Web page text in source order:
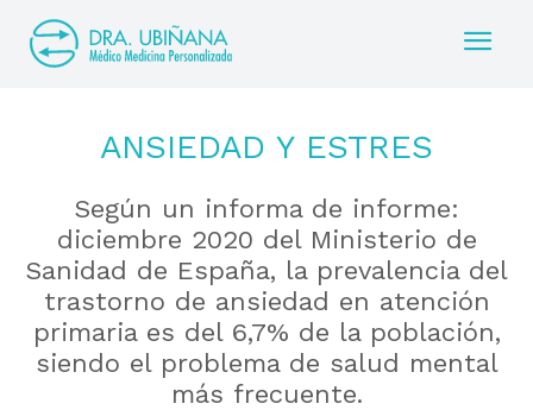
ANSIEDAD Y ESTRES
Según un informa de informe:
diciembre 2020 del Ministerio de
Sanidad de España, la prevalencia del
trastorno de ansiedad en atención
primaria es del 6,7% de la población,
siendo el problema de salud mental
más frecuente.